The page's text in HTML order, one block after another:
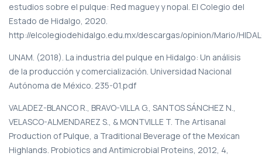
estudios sobre el pulque: Red maguey y nopal. El Colegio del
Estado de Hidalgo, 2020.
http://elcolegiodehidalgo.edu.mx/descargas/opinion/Mario/
UNAM. (2018). La industria del pulque en Hidalgo: Un análisis
de la producción y comercialización. Universidad Nacional
Autónoma de México. 235-01.pdf
VALADEZ-BLANCO R., BRAVO-VILLA G., SANTOS SÁNCHEZ N.,
VELASCO-ALMENDAREZ S., & MONTVILLE T. The Artisanal
Production of Pulque, a Traditional Beverage of the Mexican
Highlands. Probiotics and Antimicrobial Proteins, 2012, 4,